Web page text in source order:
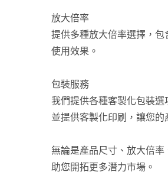
放大倍率
提供多種放大倍率選擇，
使用效果。
包裝服務
我們提供各種客製化包裝選
並提供客製化印刷，讓您的
無論是產品尺寸、放大倍
助您開拓更多潛力市場。